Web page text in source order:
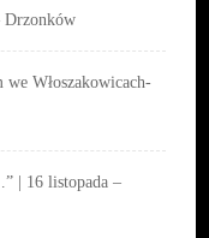
Drzonków
Włoszakowicach-
| 16 listopada –